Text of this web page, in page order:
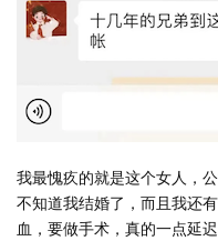
我最愧疚的就是这个女人，
不知道我结婚了，而且我还
血，要做手术，真的一点延